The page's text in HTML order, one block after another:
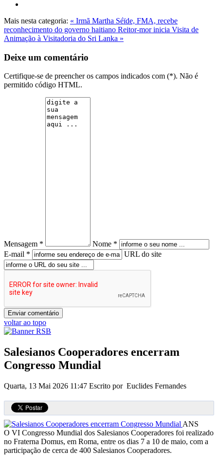
Mais nesta categoria: « Irmã Martha Séïde, FMA, recebe
reconhecimento do governo haitiano Reitor-mor inicia Visita de
Animação à Visitadoria do Sri Lanka »
Deixe um comentário
Certifique-se de preencher os campos indicados com (*). Não é
permitido código HTML.
Mensagem *
Nome *
E-mail *
URL do site
voltar ao topo
Salesianos Cooperadores encerram
Congresso Mundial
Quarta, 13 Mai 2026 11:47 Escrito por Euclides Fernandes
ANS
O VI Congresso Mundial dos Salesianos Cooperadores foi realizado
no Fraterna Domus, em Roma, entre os dias 7 a 10 de maio, com a
participação de cerca de 400 Salesianos Cooperadores.